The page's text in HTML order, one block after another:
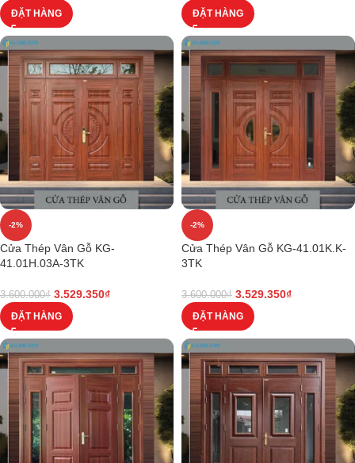
ĐẶT HÀNG ĐẶT HÀNG
-2%
Cửa Thép Vân Gỗ KG-
41.01H.03A-3TK
3.600.000₫ 3.529.350₫
ĐẶT HÀNG
-2%
Cửa Thép Vân Gỗ KG-41.01K.K-
3TK
3.600.000₫ 3.529.350₫
ĐẶT HÀNG